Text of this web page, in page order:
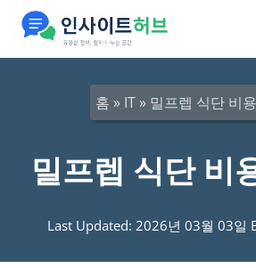
홈 » IT» 밀프렙 식단 비
밀프렙 식단 비
Last Updated: 2026년 03월 03일